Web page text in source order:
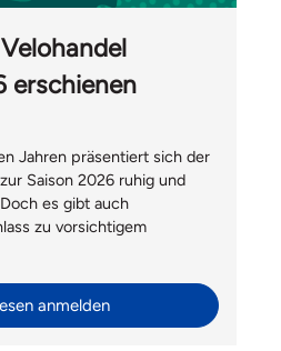
erschienen
Jahren präsentiert sich der
Saison 2026 ruhig und
es gibt auch
zu vorsichtigem
anmelden